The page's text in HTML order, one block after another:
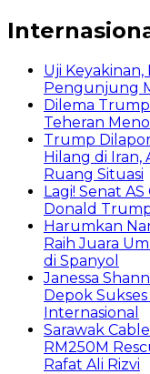
Uji
Pengunjung
Dilema
Teheran
Trump
Hilang di Iran,
Ruang Situasi
Lagi! Senat
Donald
Harumkan
Raih Juara
di Spanyol
Janessa
Depok Sukses
Internasional
Sarawak
RM250M
Rafat Ali Rizvi